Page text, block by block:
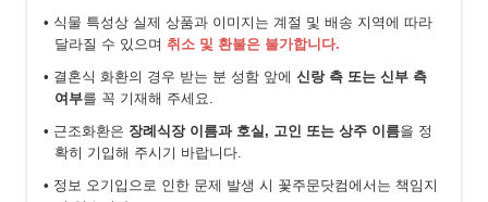
• 식물 특성상 실제 상품과 이미지는 계절 및 배송 지역에 따라
달라질 수 있으며 취소 및 환불은 불가합니다.
• 결혼식 화환의 경우 받는 분 성함 앞에 신랑 측 또는 신부 측
여부를 꼭 기재해 주세요.
• 근조화환은 장례식장 이름과 호실, 고인 또는 상주 이름을 정
확히 기입해 주시기 바랍니다.
• 정보 오기입으로 인한 문제 발생 시 꽃주문닷컴에서는 책임지